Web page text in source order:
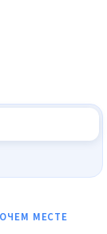
МЕСТЕ